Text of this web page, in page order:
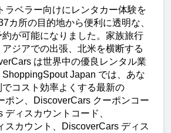
ラベラー向けにレンタカー体験を
カ所の目的地から便利に透明な、
約が可能になりました。家族旅行
ジアでの出張、北米を横断する
は世界中の優良レンタル業
Japan では、あな
コスト効率よくする最新の
ポン、DiscoverCars クーポンコー
ディスカウントコード、
スカウント、DiscoverCars ディス